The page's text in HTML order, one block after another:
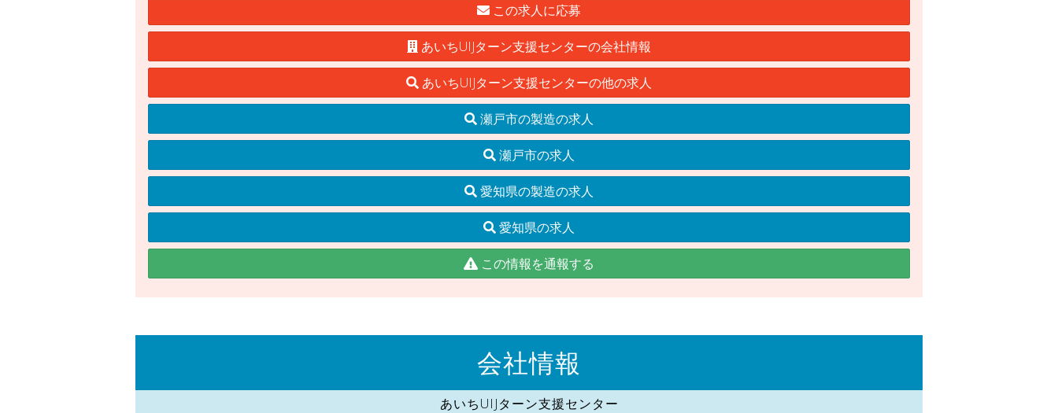
この求人に応募
あいちUIJターン支援センターの会社情報
あいちUIJターン支援センターの他の求人
瀬戸市の製造の求人
瀬戸市の求人
愛知県の製造の求人
愛知県の求人
この情報を通報する
会社情報
あいちUIJターン支援センター